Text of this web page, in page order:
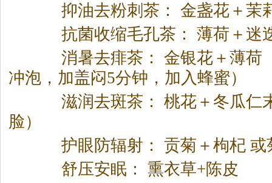
抑油去粉刺 茶 ： 金盏花＋茉
抗菌收缩毛孔茶 ： 薄荷＋迷
消暑去痱茶 ： 金银花＋薄
冲泡，加盖闷5分钟，加入蜂蜜）
滋润去斑茶 ： 桃花＋冬瓜
脸）
护眼防辐射： 贡菊＋枸杞 或
舒压安眠： 熏衣草+陈皮